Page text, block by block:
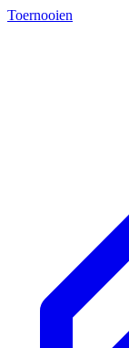
Toernooien